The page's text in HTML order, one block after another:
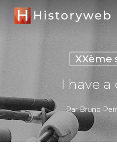
Skip
XXème
I have
Par Bruno